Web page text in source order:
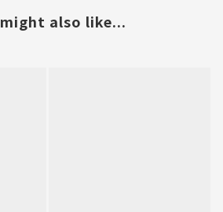
also like...